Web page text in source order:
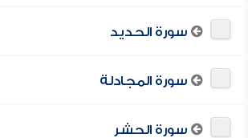
سورة الحديد
سورة المجادلة
سورة الحشر